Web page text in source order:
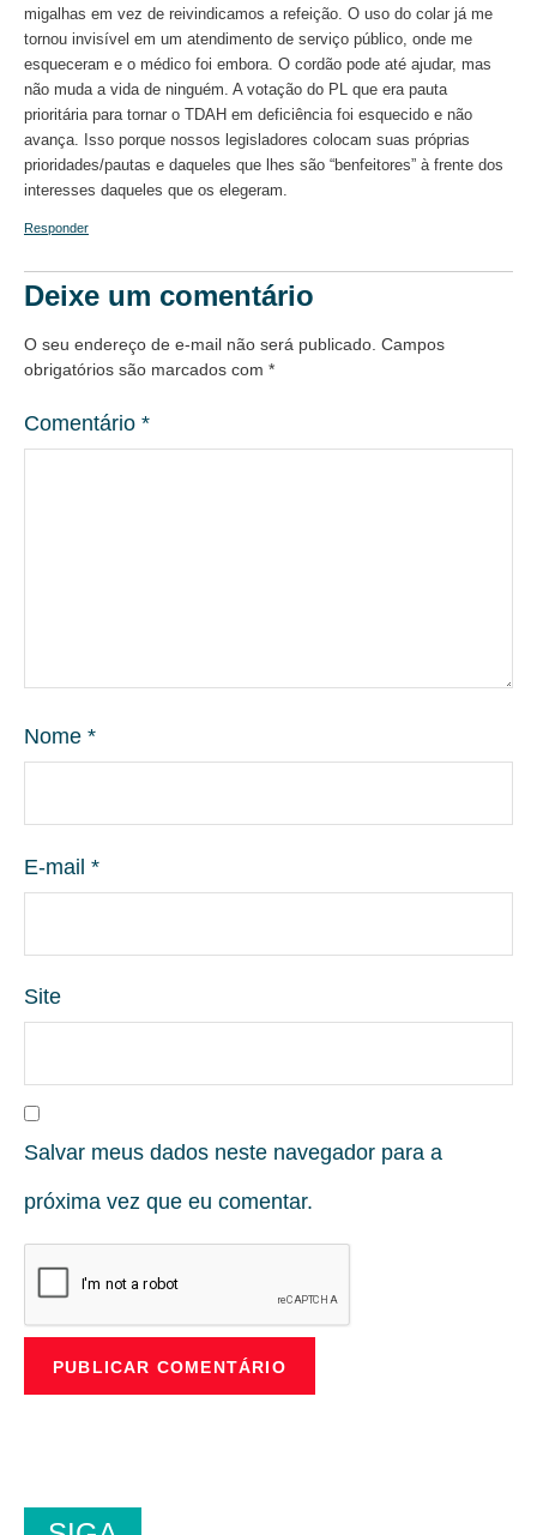
migalhas em vez de reivindicamos a refeição. O uso do colar já me
tornou invisível em um atendimento de serviço público, onde me
esqueceram e o médico foi embora. O cordão pode até ajudar, mas
não muda a vida de ninguém. A votação do PL que era pauta
prioritária para tornar o TDAH em deficiência foi esquecido e não
avança. Isso porque nossos legisladores colocam suas próprias
prioridades/pautas e daqueles que lhes são “benfeitores” à frente dos
interesses daqueles que os elegeram.
Responder
Deixe um comentário
O seu endereço de e-mail não será publicado. Campos
obrigatórios são marcados com *
Comentário *
Nome *
E-mail *
Site
Salvar meus dados neste navegador para a
próxima vez que eu comentar.